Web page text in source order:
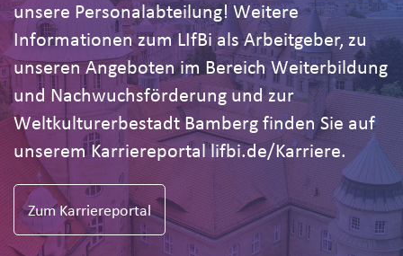
unsere Personalabteilung! Weitere
Informationen zum LIfBi als Arbeitgeber, zu
unseren Angeboten im Bereich Weiterbildung
und Nachwuchsförderung und zur
Weltkulturerbestadt Bamberg finden Sie auf
unserem Karriereportal lifbi.de/Karriere.
Zum Karriereportal